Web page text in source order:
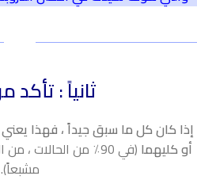
ثانياً : تأكد
إذا كان كل ما سبق جيداً ، فهذا يعني
أو كليهما
(في 90٪ من الحالات
مشبعاً).